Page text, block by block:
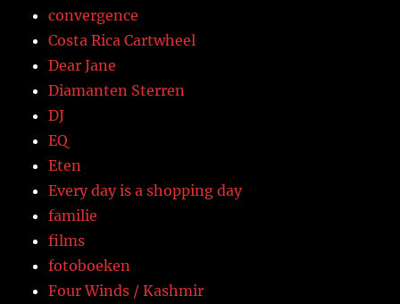
convergence
Costa Rica Cartwheel
Dear Jane
Diamanten Sterren
DJ
EQ
Eten
Every day is a shopping day
familie
films
fotoboeken
Four Winds / Kashmir